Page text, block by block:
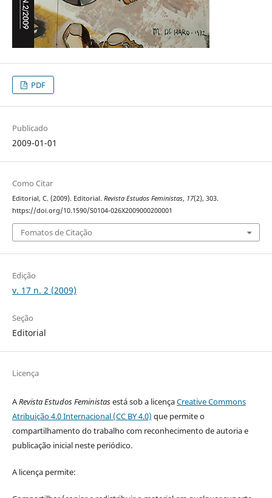
PDF
Publicado
2009-01-01
Como Citar
Editorial, C. (2009). Editorial. Revista Estudos Feministas, 17(2), 303.
https://doi.org/10.1590/S0104-026X2009000200001
Fomatos de Citação
Edição
v. 17 n. 2 (2009)
Seção
Editorial
Licença
ARevista Estudos Feministasestá sob a licençaCreative Commons
Atribuição 4.0 Internacional (CC BY 4.0) que permite o
compartilhamento do trabalho com reconhecimento de autoria e
publicação inicial neste periódico.
A licença permite: